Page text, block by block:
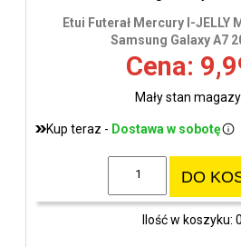
Etui Futerał Mercury I-JELLY
Samsung Galaxy A7
Cena:
Mały stan
Kup teraz - Dostawa w sobotę
DO
Ilość w koszyku: